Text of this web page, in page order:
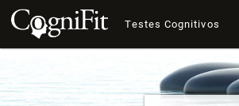
Testes Cognitivos